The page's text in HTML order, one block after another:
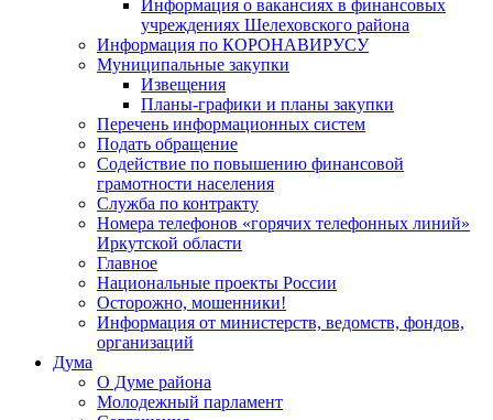
Информация о вакансиях в финансовых
учреждениях Шелеховского района
Информация по КОРОНАВИРУСУ
Муниципальные закупки
Извещения
Планы-графики и планы закупки
Перечень информационных систем
Подать обращение
Содействие по повышению финансовой
грамотности населения
Служба по контракту
Номера телефонов «горячих телефонных линий»
Иркутской области
Главное
Национальные проекты России
Осторожно, мошенники!
Информация от министерств, ведомств, фондов,
организаций
Дума
О Думе района
Молодежный парламент